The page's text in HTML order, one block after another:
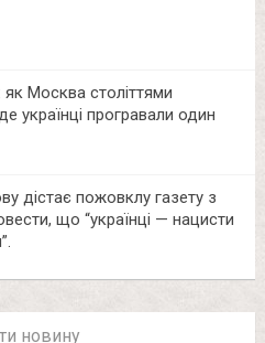
Москва століттями
українці програвали один
дістає пожовклу газету з
що “українці — нацисти
новину